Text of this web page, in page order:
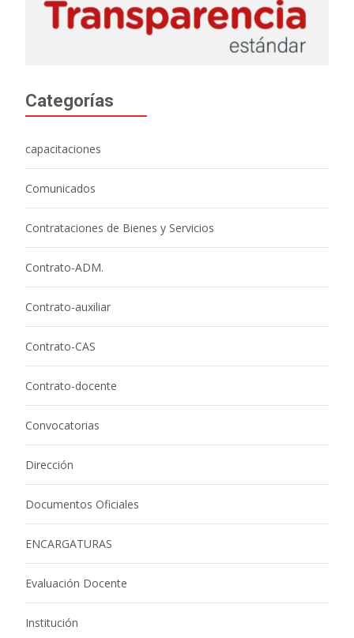
Categorías
capacitaciones
Comunicados
Contrataciones de Bienes y Servicios
Contrato-ADM.
Contrato-auxiliar
Contrato-CAS
Contrato-docente
Convocatorias
Dirección
Documentos Oficiales
ENCARGATURAS
Evaluación Docente
Institución